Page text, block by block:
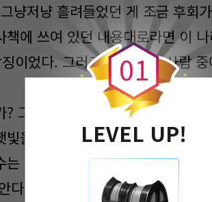
냥저냥 흘려들었던 게 조금 후회
책에 쓰여 있던 내용대로라면 이
이었다. 그러고 보니 마을 사람
? 그렇게 생각하며 옆구리에 바구
빛을 받아 반짝였다. 마녀의 숲이
는 그리 위협적이지 않았다. 그리
다고 자부할 수 있다.
0
0
1
LEVEL UP!